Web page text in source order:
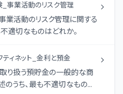
_事業活動のリスク管理
業活動のリスク管理に関する
適切なものはどれか。
ティネット_金利と預金
り扱う預貯金の一般的な商
うち、最も不適切なものは